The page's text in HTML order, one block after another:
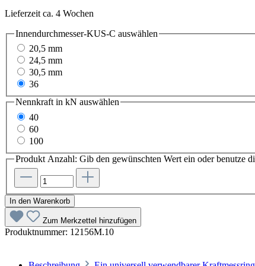
Lieferzeit ca. 4 Wochen
Innendurchmesser-KUS-C auswählen
20,5 mm
24,5 mm
30,5 mm
36
Nennkraft in kN auswählen
40
60
100
Produkt Anzahl: Gib den gewünschten Wert ein oder benutze
In den Warenkorb
Zum Merkzettel hinzufügen
Produktnummer: 12156M.10